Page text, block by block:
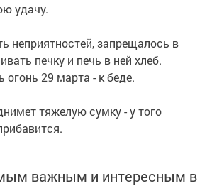
удачу.
неприятностей, запрещалось в
печку и печь в ней хлеб.
огонь 29 марта - к беде.
тяжелую сумку - у того
важным и интересным в